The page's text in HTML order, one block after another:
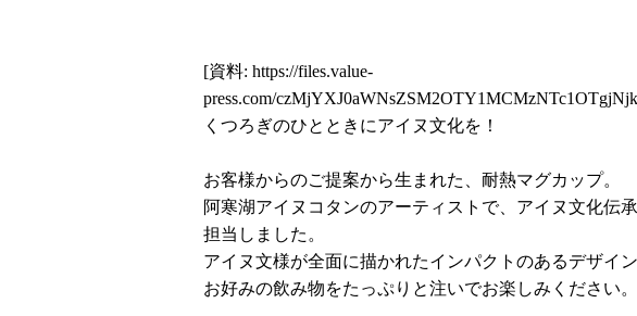
[資料: https://files.value-
press.com/
くつろぎのひとときにアイヌ文化を！
お客様からのご提案から生まれた、耐熱マグカップ。
阿寒湖アイヌコタンのアーティストで、アイヌ文化伝
担当しました。
アイヌ文様が全面に描かれたインパクトのあるデザイン
お好みの飲み物をたっぷりと注いでお楽しみください。